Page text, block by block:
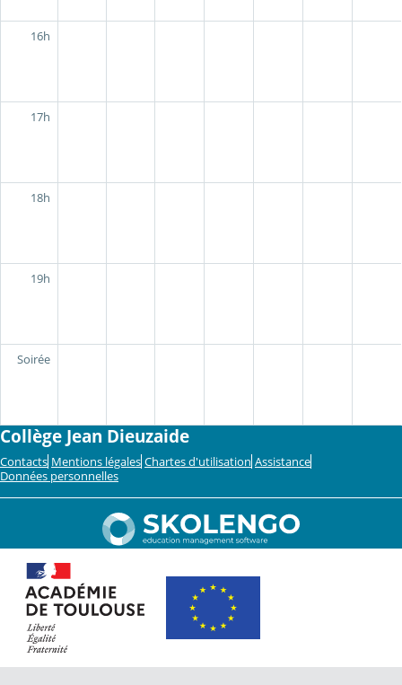
16h
17h
18h
19h
Soirée
Collège Jean Dieuzaide
Contacts Mentions légales Chartes d'utilisation Assistance
Données personnelles